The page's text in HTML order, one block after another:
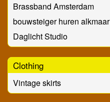
Brassband Amsterdam
bouwsteiger huren alkmaar
Daglicht Studio
Clothing
Vintage skirts